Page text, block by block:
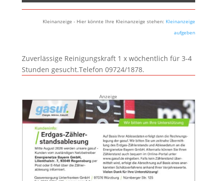
Kleinanzeige - Hier könnte Ihre Kleinanzeige stehen: Kleinanzeige
aufgeben
Zuverlässige Reinigungskraft 1 x wöchentlich für 3-4
Stunden gesucht.Telefon 09724/1878.
Anzeige